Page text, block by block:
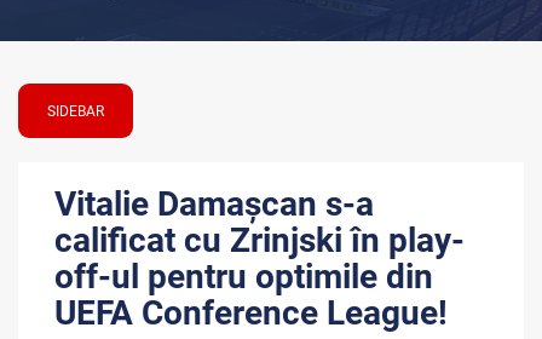
SIDEBAR
Vitalie Damașcan s-a
calificat cu Zrinjski în play-
off-ul pentru optimile din
UEFA Conference League!